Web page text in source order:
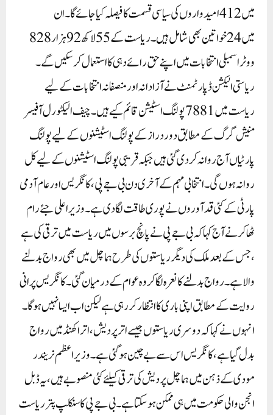
میں 412امیدواروں کی سیاسی قسمت کا فیصلہ کیا جائے گا۔ ان
میں 24خواتین بھی شامل ہیں۔ ریاست کے 55لاکھ 92ہزار 828
ووٹر اسمبلی انتخابات میں اپنے حق رائے دہی کا استعمال کر سکیں گے ۔
ریاستی الیکشن ڈپارٹمنٹ نے آزادانہ اور منصفانہ انتخابات کے لیے
ریاست میں 7881پولنگ اسٹیشن قائم کیے ہیں۔چیف الیکٹورل آفیسر
منیش گرگ کے مطابق دور دراز کے پولنگ اسٹیشنوں کے لیے پولنگ
پارٹیاں آج روانہ کردی گئی ہیں جبکہ قریبی پولنگ اسٹیشنوں کے لیے کل
روانہ ہوں گی۔انتخابی مہم کے آخری دن بی جے پی، کانگریس اور عام آدمی
پارٹی کے کئی قدآوروں نے پوری طاقت لگا دی ہے ۔ وزیر اعلی جئے رام
ٹھاکر نے آج کہا کہ بی جے پی نے پانچ برسوں میں ریاست میں ترقی کی ہے
، جس کے بعد ملک کی دیگر ریاستوں کی طرح ہماچل میں بھی رواج بدلنے
والا ہے ۔ رواج بدلنے کا نعرہ لگا کر وہ عوام کے درمیان گئی۔ کانگریس پرانی
روایت کے مطابق اپنی باری کا انتظار کر رہی ہے لیکن اب ایسا نہیں ہوگا۔
انہوں نے کہا کہ دوسری ریاستوں جیسے اتر پردیش، اتراکھنڈ میں رواج
بدل گیا ہے ، کانگریس اس سے بے چین ہو گئی ہے ۔ وزیر اعظم نریندر
مودی کے ذہن میں ہماچل پردیش کی ترقی کیلئے کئی منصوبے ہیں، یہ ڈبل
انجن والی حکومت میں ہی ممکن ہو سکتا ہے ۔بی جے پی کا سنکلپ پتر ریاست